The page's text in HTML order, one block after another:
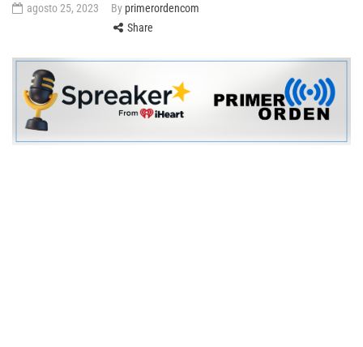
agosto 25, 2023 By primerordencom
Share